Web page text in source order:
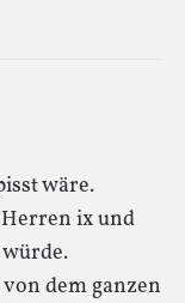
wäre.
ix und
dem ganzen